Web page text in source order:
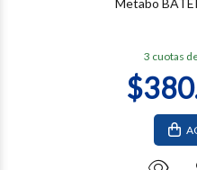
Metabo
3 cuotas